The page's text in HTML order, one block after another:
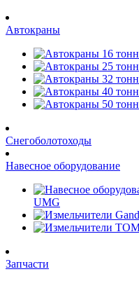
Автокраны
Снегоболотоходы
Навесное оборудование
UMG
Запчасти